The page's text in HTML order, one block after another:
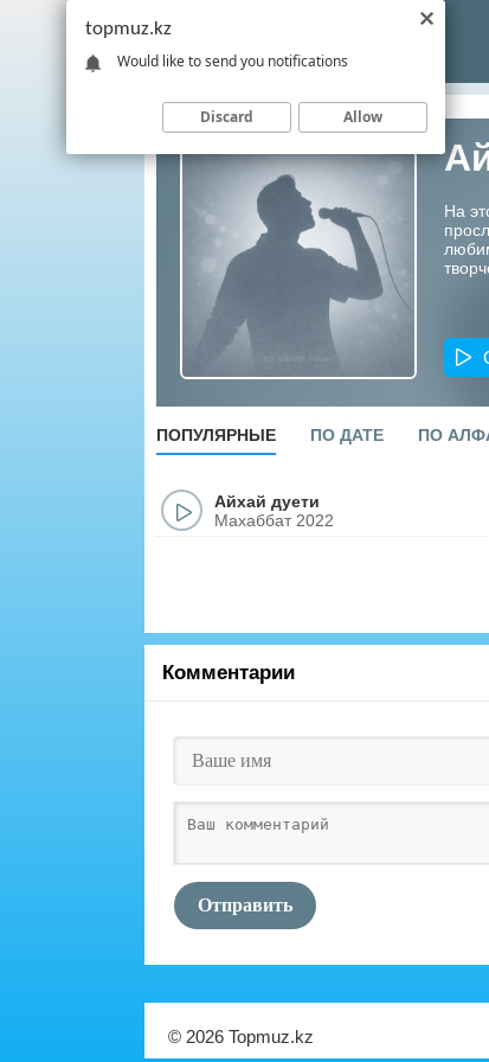
На
ПОПУЛЯРНЫЕ ПО ДАТЕ ПО
Айхай дуети
Махаббат 2022
Комментарии
Отправить
© 2026 Topmuz.kz
topmuz.kz
Would like to send you notifications
Discard Allow